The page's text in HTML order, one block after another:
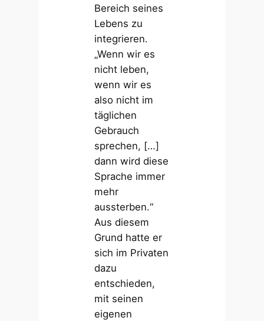
Bereich seines
Lebens zu
integrieren.
„Wenn wir es
nicht leben,
wenn wir es
also nicht im
täglichen
Gebrauch
sprechen, […]
dann wird diese
Sprache immer
mehr
aussterben.“
Aus diesem
Grund hatte er
sich im Privaten
dazu
entschieden,
mit seinen
eigenen